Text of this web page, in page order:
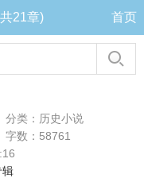
21章) 首页
分类：历史小说
字数：58761
辑